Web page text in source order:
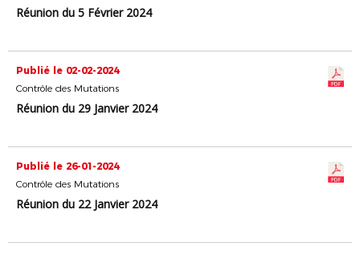
Réunion du 5 Février 2024
Publié le 02-02-2024
Contrôle des Mutations
Réunion du 29 Janvier 2024
Publié le 26-01-2024
Contrôle des Mutations
Réunion du 22 Janvier 2024